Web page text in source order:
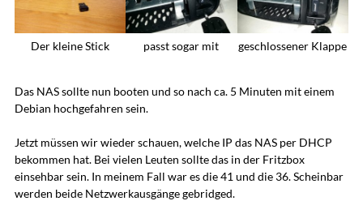
Der kleine Stick passt sogar mit geschlossener Klappe
Das NAS sollte nun booten und so nach ca. 5 Minuten mit einem
Debian hochgefahren sein.
Jetzt müssen wir wieder schauen, welche IP das NAS per DHCP
bekommen hat. Bei vielen Leuten sollte das in der Fritzbox
einsehbar sein. In meinem Fall war es die 41 und die 36. Scheinbar
werden beide Netzwerkausgänge gebridged.